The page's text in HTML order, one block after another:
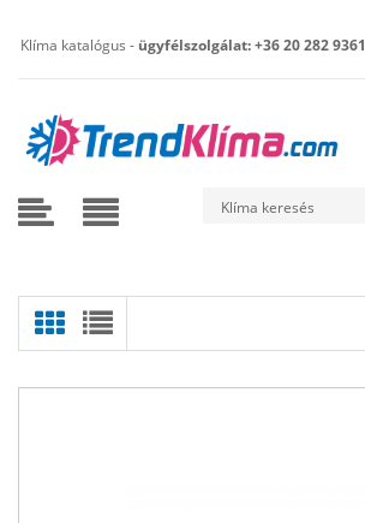
Klíma katalógus - ügyfélszolgálat: +36 20 282 9361